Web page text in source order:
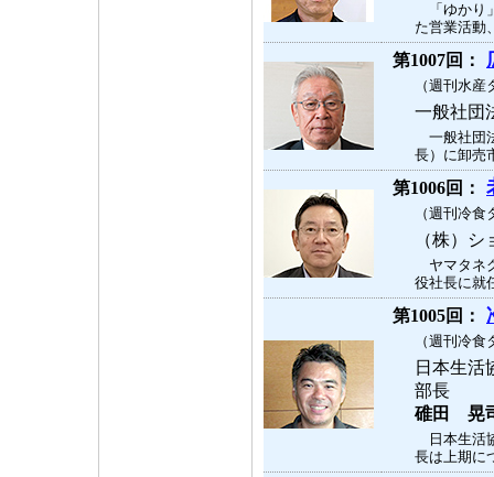
「ゆかり
た営業活動
第1007回：
（週刊水
一般社
一般社団
長）に卸売
第1006回：
（週刊冷
（株）
ヤマタネ
役社長に就
第1005回：
（週刊冷
日本生
部長
碓田 晃
日本生活
長は上期に